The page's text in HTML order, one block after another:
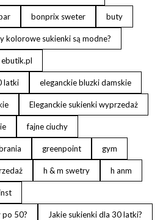
bonprix sweter buty
kolorowe sukienki są modne?
latki eleganckie bluzki damskie
Eleganckie sukienki wyprzedaż
fajne ciuchy
greenpoint gym
h & m swetry h anm
po 50? Jakie sukienki dla 30 latki?